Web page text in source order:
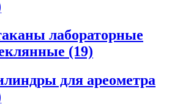
лабораторные
(19)
для ареометра